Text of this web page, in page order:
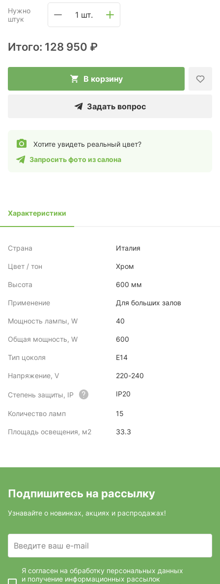
Нужно
штук
1 шт.
Итого: 128 950 ₽
В корзину
Задать вопрос
Хотите увидеть реальный цвет?
Запросить фото из салона
Характеристики
Страна Италия
Цвет / тон Хром
Высота 600 мм
Применение Для больших залов
Мощность лампы, W 40
Общая мощность, W 600
Тип цоколя E14
Напряжение, V 220-240
Степень защиты, IP IP20
Количество ламп 15
Площадь освещения, м2 33.3
Подпишитесь на рассылку
Узнавайте о новинках, акциях и распродажах!
Введите ваш e-mail
Я согласен на обработку персональных данных
и получение информационных рассылок